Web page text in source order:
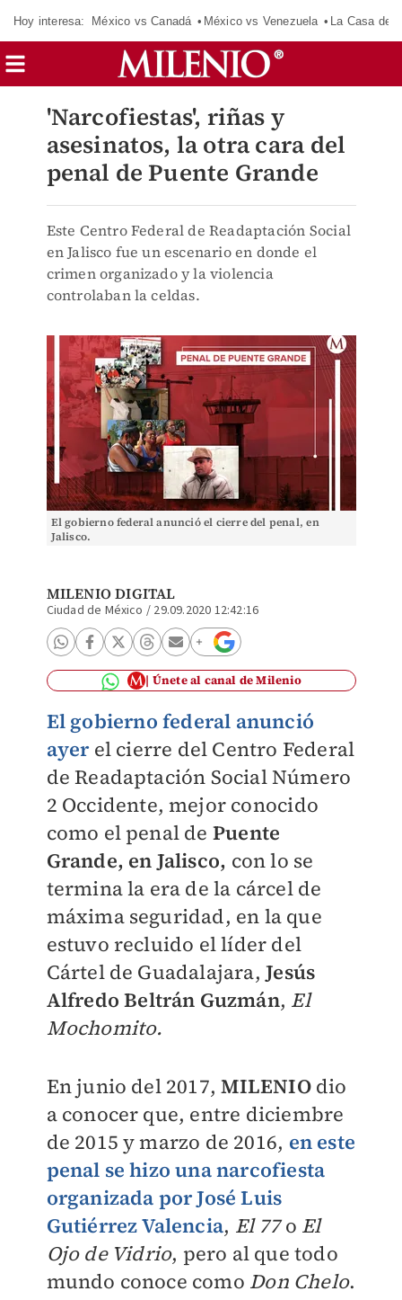
Hoy interesa: México vs Canadá México vs Venezuela La Casa de
'Narcofiestas', riñas y
asesinatos, la otra cara del
penal de Puente Grande
Este Centro Federal de Readaptación Social
en Jalisco fue un escenario en donde el
crimen organizado y la violencia
controlaban la celdas.
El gobierno federal anunció el cierre del penal, en
Jalisco.
MILENIO DIGITAL
Ciudad de México / 29.09.2020 12:42:16
Únete al canal de Milenio
El gobierno federal anunció
ayerel cierre del Centro Federal
de Readaptación Social Número
2 Occidente, mejor conocido
como el penal de Puente
Grande, en Jalisco, con lo se
termina la era de la cárcel de
máxima seguridad, en la que
estuvo recluido el líder del
Cártel de Guadalajara,Jesús
Alfredo Beltrán Guzmán, El
Mochomito.
En junio del 2017,MILENIOdio
a conocer que, entre diciembre
de 2015 y marzo de 2016, en este
penal se hizo una narcofiesta
organizada por José Luis
Gutiérrez Valencia, El 77o El
Ojo de Vidrio, pero al que todo
mundo conoce como Don Chelo.